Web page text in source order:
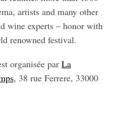
artists and many other
wine experts – honor with
renowned festival.
organisée par La
, 38 rue Ferrere, 33000